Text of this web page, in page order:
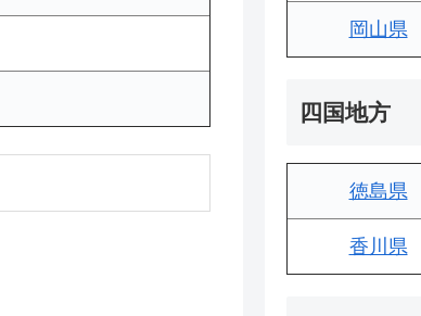
岡山県
四国地方
徳島県
香川県